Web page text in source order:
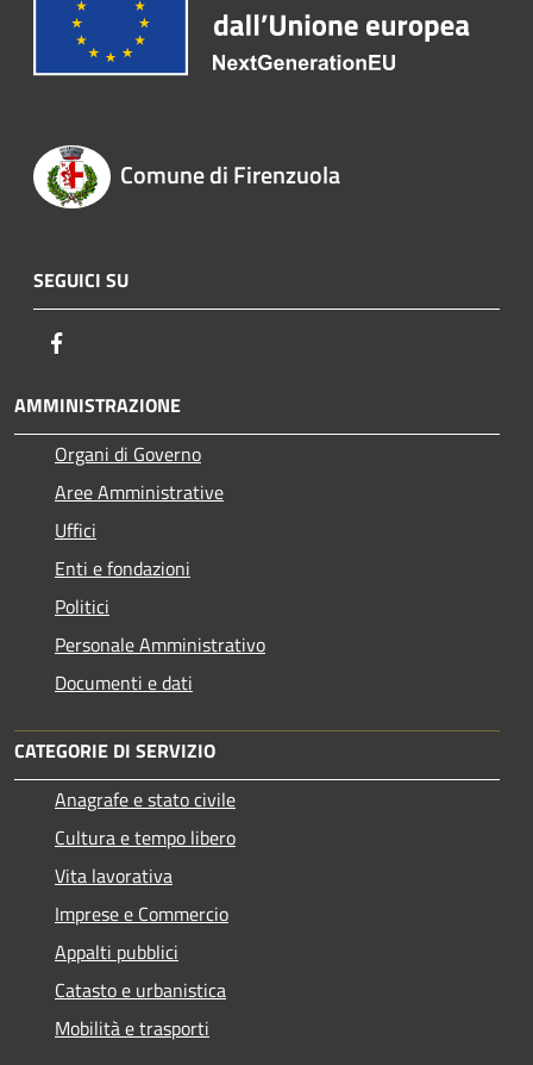
Comune di Firenzuola
SEGUICI SU
AMMINISTRAZIONE
Organi di Governo
Aree Amministrative
Uffici
Enti e fondazioni
Politici
Personale Amministrativo
Documenti e dati
CATEGORIE DI SERVIZIO
Anagrafe e stato civile
Cultura e tempo libero
Vita lavorativa
Imprese e Commercio
Appalti pubblici
Catasto e urbanistica
Mobilità e trasporti